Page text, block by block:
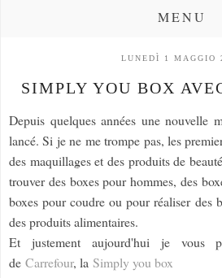
MENU
LUNEDÌ 1 MAGGIO
SIMPLY YOU BOX
Depuis quelques années une nouvelle
lancé. Si je ne me trompe pas, les
des maquillages et des produits de
trouver des boxes pour hommes, des
boxes pour coudre ou pour réaliser des
des produits alimentaires.
Et justement aujourd'hui je vous
de Carrefour, la Simply you box